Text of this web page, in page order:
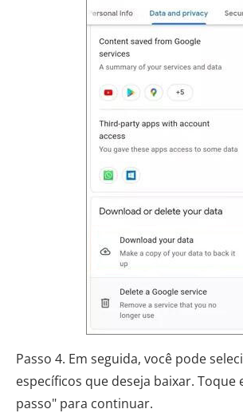
Passo 4. Em seguida, você pode
específicos que deseja baixar. Toque
passo" para continuar.